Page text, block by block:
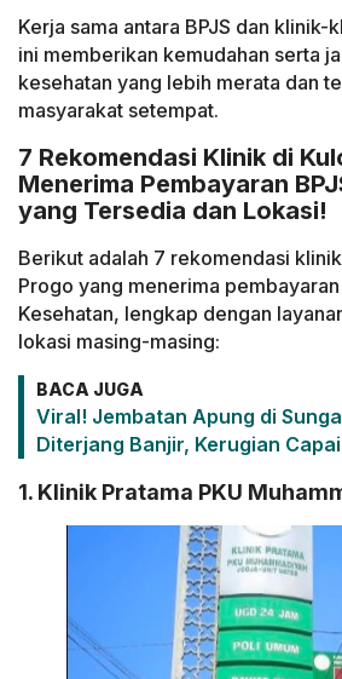
Kerja sama antara BPJS dan klinik-
ini memberikan kemudahan serta
kesehatan yang lebih merata dan
masyarakat setempat.
7 Rekomendasi Klinik di
Menerima Pembayaran
yang Tersedia dan Lokasi!
Berikut adalah 7 rekomendasi klinik
Progo yang menerima pembayaran
Kesehatan, lengkap dengan
lokasi masing-masing:
BACA JUGA
Viral! Jembatan Apung di
Diterjang Banjir, Kerugian
1. Klinik Pratama PKU